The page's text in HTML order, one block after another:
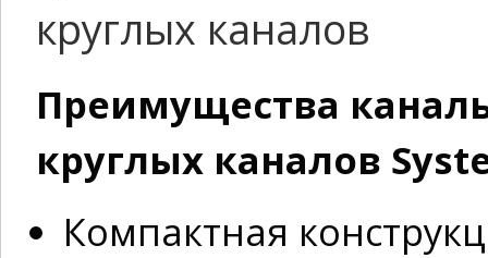
круглых каналов
Преимущества
круглых каналов
Компактная